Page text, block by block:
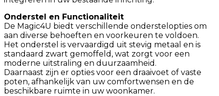
Onderstel en Functionaliteit
De Magic4U biedt verschillende onderstelopties om
aan diverse behoeften en voorkeuren te voldoen.
Het onderstel is vervaardigd uit stevig metaal en is
standaard zwart gemoffeld, wat zorgt voor een
moderne uitstraling en duurzaamheid.
Daarnaast zijn er opties voor een draaivoet of vaste
poten, afhankelijk van uw comfortwensen en de
beschikbare ruimte in uw woonkamer.​